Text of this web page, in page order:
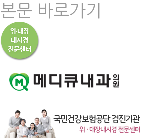
본문 바로가기